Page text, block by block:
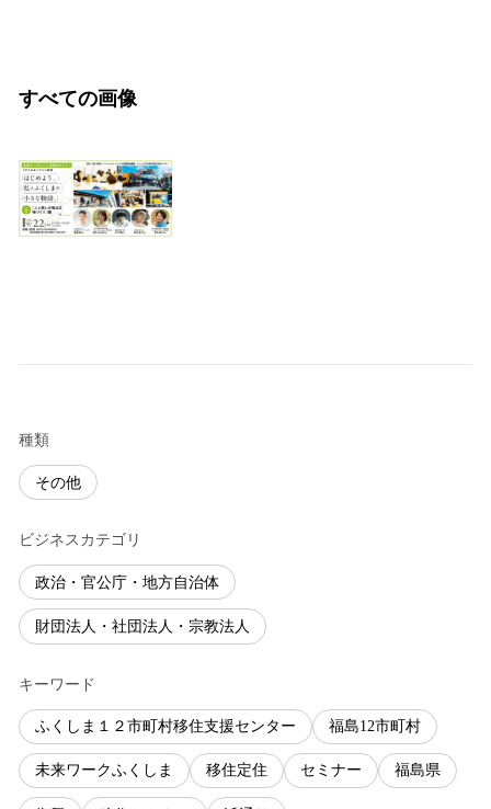
すべての画像
種類
その他
ビジネスカテゴリ
政治・官公庁・地方自治体
財団法人・社団法人・宗教法人
キーワード
ふくしま１２市町村移住支援センター 福島12市町村
未来ワークふくしま 移住定住 セミナー 福島県